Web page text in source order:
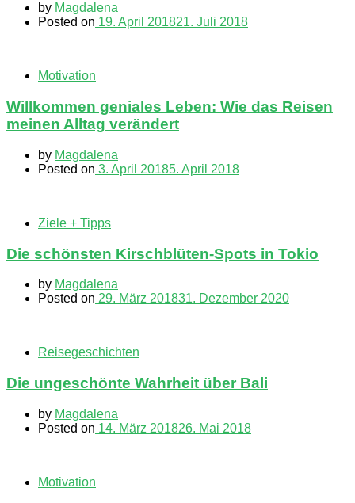
by Magdalena
Posted on 19. April 201821. Juli 2018
Motivation
Willkommen geniales Leben: Wie das Reisen
meinen Alltag verändert
by Magdalena
Posted on 3. April 20185. April 2018
Ziele + Tipps
Die schönsten Kirschblüten-Spots in Tokio
by Magdalena
Posted on 29. März 201831. Dezember 2020
Reisegeschichten
Die ungeschönte Wahrheit über Bali
by Magdalena
Posted on 14. März 201826. Mai 2018
Motivation